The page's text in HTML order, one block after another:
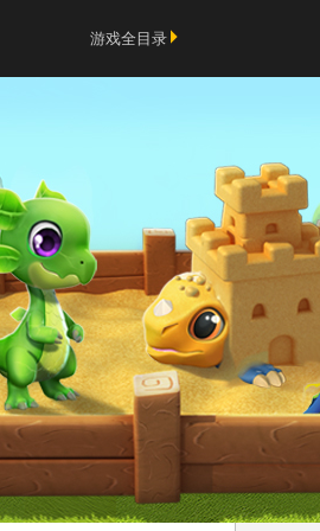
游戏全目录